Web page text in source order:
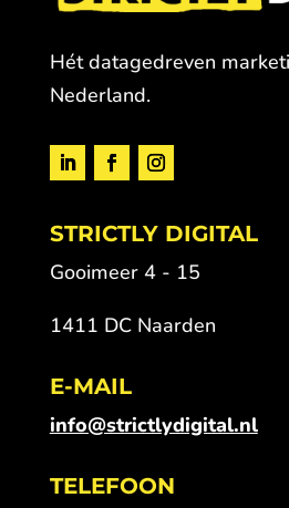
Hét datagedreven
Nederland.
STRICTLY DIGITAL
Gooimeer 4 - 15
1411 DC Naarden
E-MAIL
info@strictlydigital.nl
TELEFOON